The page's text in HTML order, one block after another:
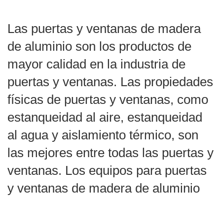
Las puertas y ventanas de madera
de aluminio son los productos de
mayor calidad en la industria de
puertas y ventanas. Las propiedades
físicas de puertas y ventanas, como
estanqueidad al aire, estanqueidad
al agua y aislamiento térmico, son
las mejores entre todas las puertas y
ventanas. Los equipos para puertas
y ventanas de madera de aluminio